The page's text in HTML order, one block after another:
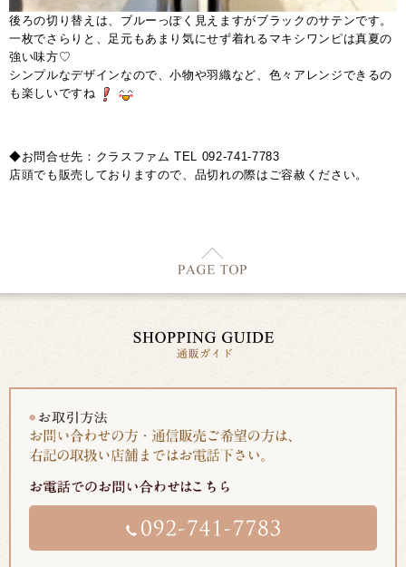
後ろの切り替えは、ブルーっぽく見えますがブラックのサテンです。
一枚でさらりと、足元もあまり気にせず着れるマキシワンピは真夏の
強い味方♡
シンプルなデザインなので、小物や羽織など、色々アレンジできるの
も楽しいですね
◆お問合せ先：クラスファム TEL 092-741-7783
店頭でも販売しておりますので、品切れの際はご容赦ください。